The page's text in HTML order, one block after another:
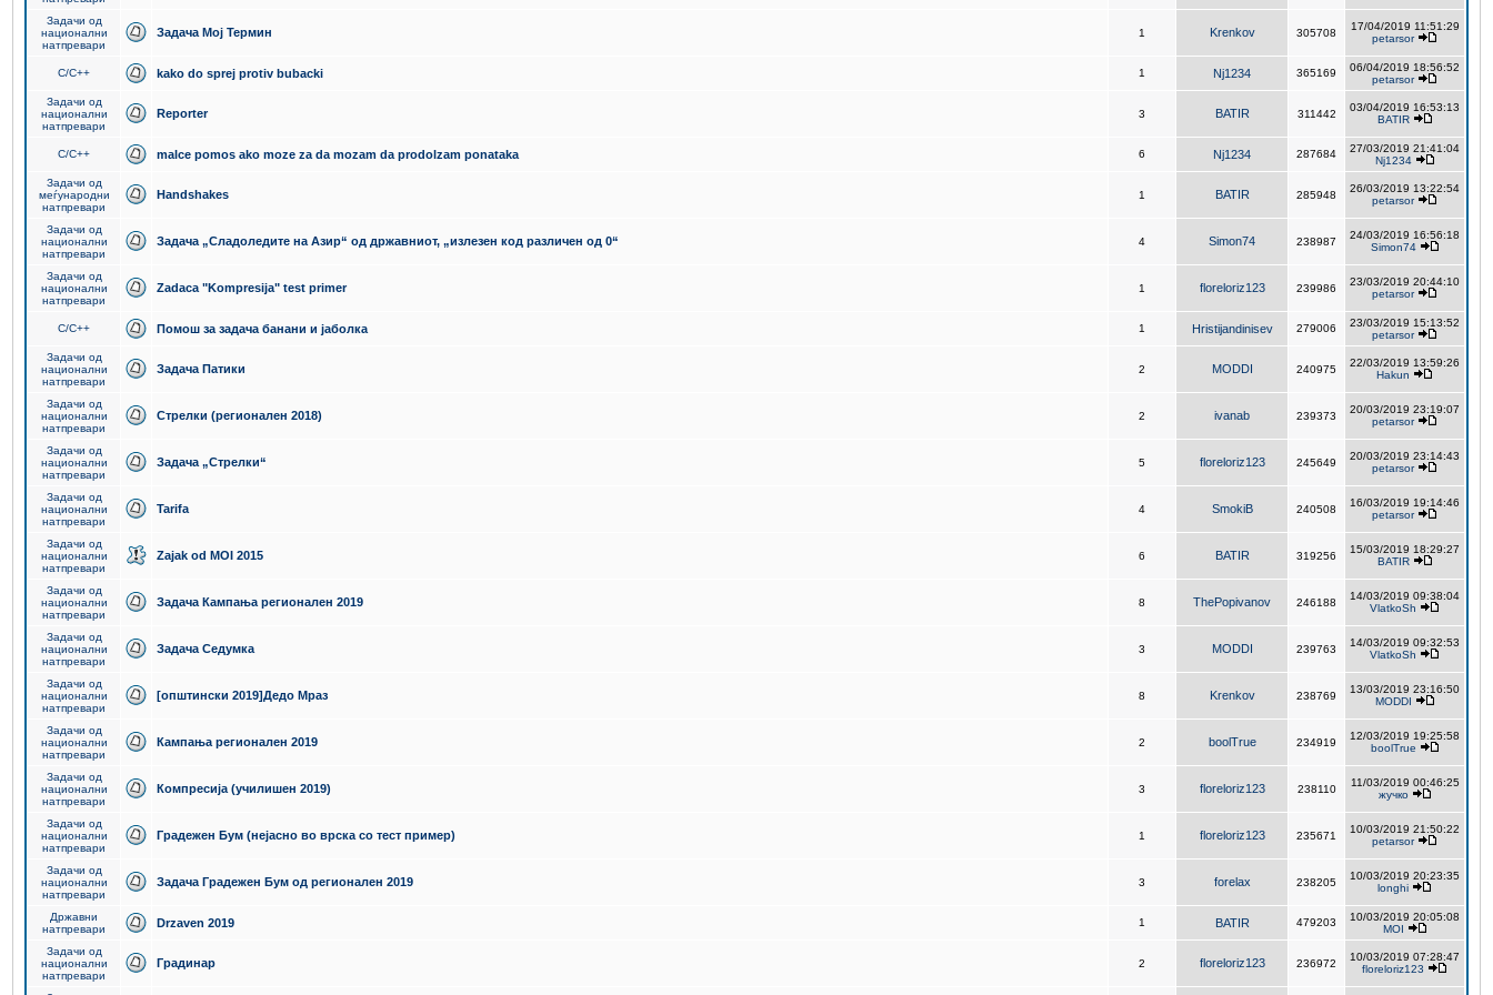
Задачи од
национални
натпревари
Задача Мој Термин 1 Krenkov 305708
17/04/2019 11:51:29
petarsor
C/C++ kako do sprej protiv bubacki 1 Nj1234 365169
06/04/2019 18:56:52
petarsor
Задачи од
национални
натпревари
Reporter 3 BATIR 311442
03/04/2019 16:53:13
BATIR
C/C++ malce pomos ako moze za da mozam da prodolzam ponataka 6 Nj1234 287684
27/03/2019 21:41:04
Nj1234
Задачи од
меѓународни
натпревари
Handshakes 1 BATIR 285948
26/03/2019 13:22:54
petarsor
Задачи од
национални
натпревари
Задача „Сладоледите на Азир“ од државниот, „излезен код различен од 0“ 4 Simon74 238987
24/03/2019 16:56:18
Simon74
Задачи од
национални
натпревари
Zadaca "Kompresija" test primer 1 floreloriz123 239986
23/03/2019 20:44:10
petarsor
C/C++ Помош за задача банани и јаболка 1 Hristijandinisev 279006
23/03/2019 15:13:52
petarsor
Задачи од
национални
натпревари
Задача Патики 2 MODDI 240975
22/03/2019 13:59:26
Hakun
Задачи од
национални
натпревари
Стрелки (регионален 2018) 2 ivanab 239373
20/03/2019 23:19:07
petarsor
Задачи од
национални
натпревари
Задача „Стрелки“ 5 floreloriz123 245649
20/03/2019 23:14:43
petarsor
Задачи од
национални
натпревари
Tarifa 4 SmokiB 240508
16/03/2019 19:14:46
petarsor
Задачи од
национални
натпревари
Zajak od MOI 2015 6 BATIR 319256
15/03/2019 18:29:27
BATIR
Задачи од
национални
натпревари
Задача Кампања регионален 2019 8 ThePopivanov 246188
14/03/2019 09:38:04
VlatkoSh
Задачи од
национални
натпревари
Задача Седумка 3 MODDI 239763
14/03/2019 09:32:53
VlatkoSh
Задачи од
национални
натпревари
[општински 2019]Дедо Мраз 8 Krenkov 238769
13/03/2019 23:16:50
MODDI
Задачи од
национални
натпревари
Кампања регионален 2019 2 boolTrue 234919
12/03/2019 19:25:58
boolTrue
Задачи од
национални
натпревари
Компресија (училишен 2019) 3 floreloriz123 238110
11/03/2019 00:46:25
жучко
Задачи од
национални
натпревари
Градежен Бум (нејасно во врска со тест пример) 1 floreloriz123 235671
10/03/2019 21:50:22
petarsor
Задачи од
национални
натпревари
Задача Градежен Бум од регионален 2019 3 forelax 238205
10/03/2019 20:23:35
longhi
Државни
натпревари
Drzaven 2019 1 BATIR 479203
10/03/2019 20:05:08
MOI
Задачи од
национални
натпревари
Градинар 2 floreloriz123 236972
10/03/2019 07:28:47
floreloriz123